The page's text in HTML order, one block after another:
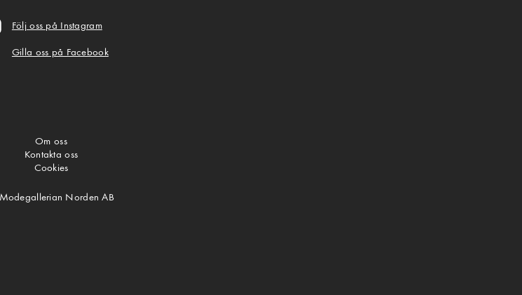
Följ oss på Instagram
Gilla oss på Facebook
Om oss
Kontakta oss
Cookies
Norden AB